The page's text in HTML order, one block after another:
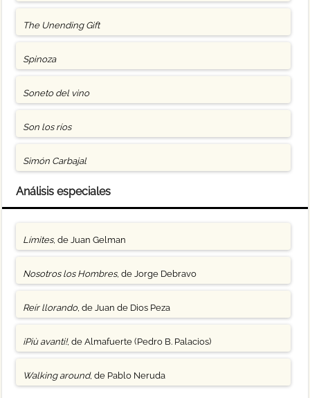
The Unending Gift
Spinoza
Soneto del vino
Son los ríos
Simón Carbajal
Análisis especiales
Límites, de Juan Gelman
Nosotros los Hombres, de Jorge Debravo
Reír llorando, de Juan de Dios Peza
¡Più avanti!, de Almafuerte (Pedro B. Palacios)
Walking around, de Pablo Neruda